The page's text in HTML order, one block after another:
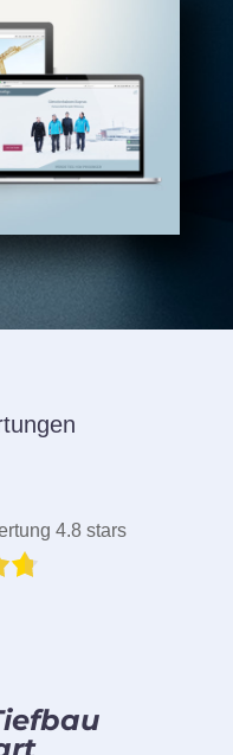
4.8 stars